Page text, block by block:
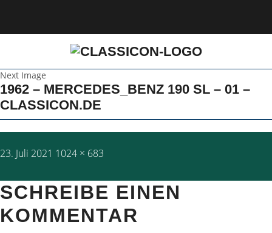
Next Image
1962 – MERCEDES_BENZ 190 SL – 01 –
CLASSICON.DE
Posted
23. Juli 2021 Full
1024 × 683
SCHREIBE EINEN
KOMMENTAR